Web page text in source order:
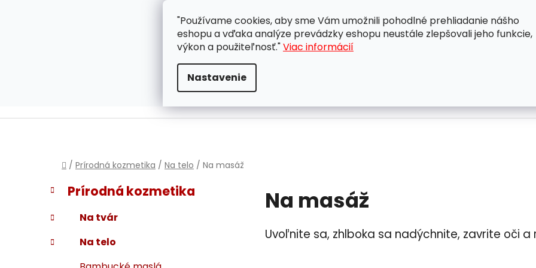
"Používame cookies, aby sme Vám umožnili pohodlné prehliadanie nášho
eshopu a vďaka analýze prevádzky eshopu neustále zlepšovali jeho funkcie,
výkon a použiteľnosť."Viac informácií
Nastavenie
ZÁKAZNÍCKA PODPORA OBCHODNÉ PODMIENKY OCHRANA OSOBNÝCH
Domov
/ Prírodná kozmetika / Na telo / Na masáž
B
o
č
ý
Preskočiť
kategórie
K
a
t
e
g
ó
Prírodná kozmetika
Na tvár
Na telo
Na masáž
Uvoľnite sa, zhlboka sa nadýchnite, zavrite oči a